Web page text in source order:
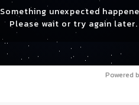
Something unexpected
Please wait or try again later.
Powered